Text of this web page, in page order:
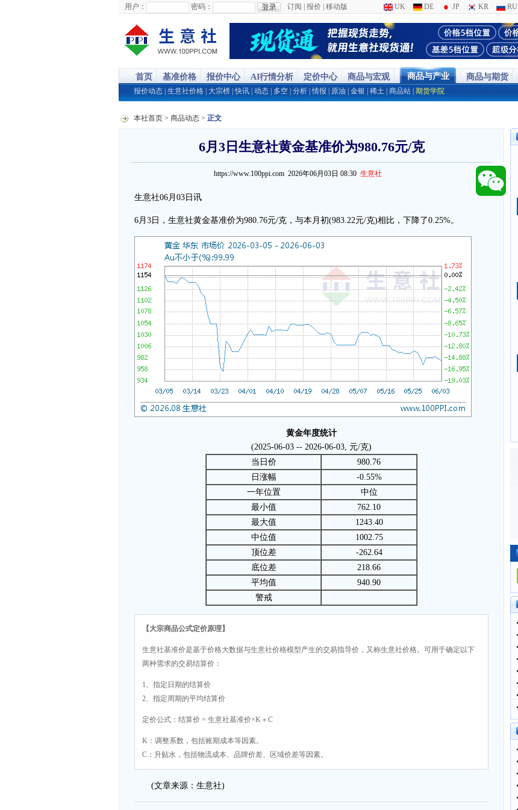
用户： 密码： 订阅 报价 移动版 UK DE JP KR RU
首页 基准价格 报价中心 AI行情分析 定价中心 商品与宏观 商品与产业 商品与期货
报价动态 生意社价格 大宗榜 |快讯 动态 多空 分析 |情报 原油 金银 稀土 商品站 期货学院
本社首页 > 商品动态 > 正文
6月3日生意社黄金基准价为980.76元/克
https://www.100ppi.com 2026年06月03日 08:30 生意社
生意社06月03日讯
6月3日，生意社黄金基准价为980.76元/克，与本月初(983.22元/克)相比，下降了0.25%。
黄金年度统计
(2025-06-03 -- 2026-06-03, 元/克)
当日价
980.76
日涨幅
-0.55%
一年位置
中位
最小值
762.10
最大值
1243.40
中位值
1002.75
顶位差
-262.64
底位差
218.66
平均值
940.90
警戒
【大宗商品公式定价原理】
生意社基准价是基于价格大数据与生意社价格模型产生的交易指导价，又称生意社价格。可用于确定以下
两种需求的交易结算价：
1、指定日期的结算价
2、指定周期的平均结算价
定价公式：结算价 = 生意社基准价×K＋C
K：调整系数，包括账期成本等因素。
C：升贴水，包括物流成本、品牌价差、区域价差等因素。
(文章来源：生意社)